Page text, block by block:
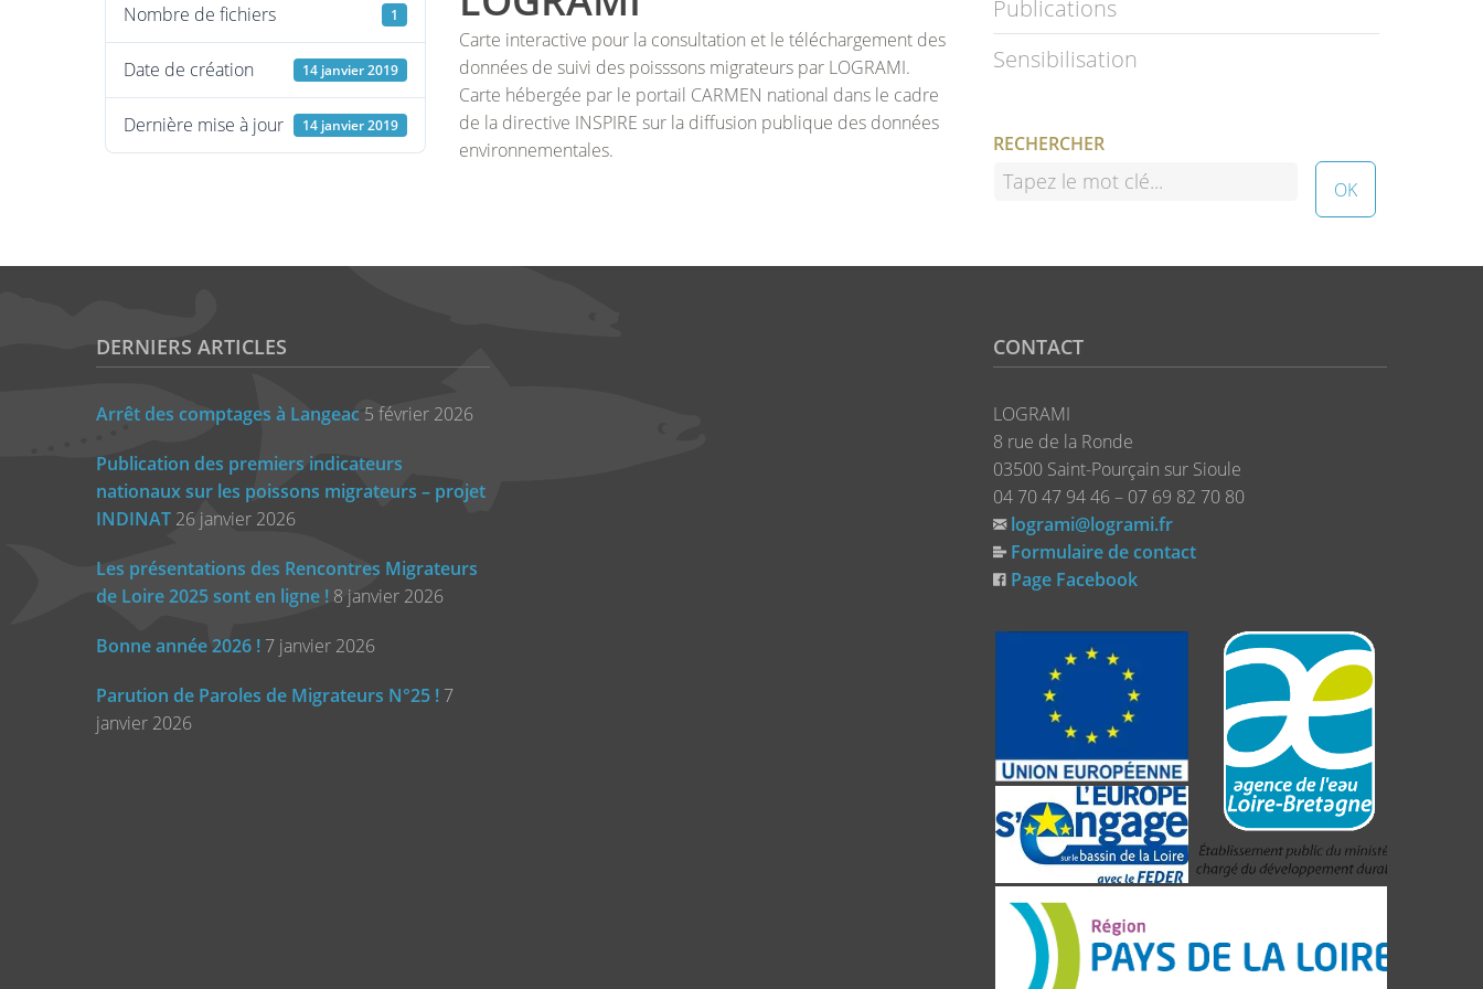
POUTÈS (ALLIER – 43)
RENCONTRES MIGRATEURS DE LOIRE
RENCONTRES MIGRATEURS DE LOIRE 2023
RENCONTRES MIGRATEURS DE LOIRE 2021
APPLICATION GPAP
Nombre de fichiers 1
Date de création 14 janvier 2019
Dernière mise à jour 14 janvier 2019
Carte interactive pour la consultation et le téléchargement des
données de suivi des poisssons migrateurs par LOGRAMI.
Carte hébergée par le portail CARMEN national dans le cadre
de la directive INSPIRE sur la diffusion publique des données
environnementales.
Publications
Sensibilisation
RECHERCHER
DERNIERS ARTICLES
Arrêt des comptages à Langeac 5 février 2026
Publication des premiers indicateurs
nationaux sur les poissons migrateurs – projet
INDINAT 26 janvier 2026
Les présentations des Rencontres Migrateurs
de Loire 2025 sont en ligne ! 8 janvier 2026
Bonne année 2026 ! 7 janvier 2026
Parution de Paroles de Migrateurs N°25 ! 7
janvier 2026
CONTACT
LOGRAMI
8 rue de la Ronde
03500 Saint-Pourçain sur Sioule
04 70 47 94 46 – 07 69 82 70 80
logrami@logrami.fr
Formulaire de contact
Page Facebook